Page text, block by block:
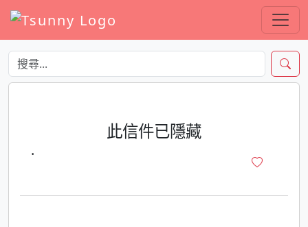
此信件已隱藏
·